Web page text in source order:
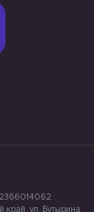
край, ул. Бутырина,